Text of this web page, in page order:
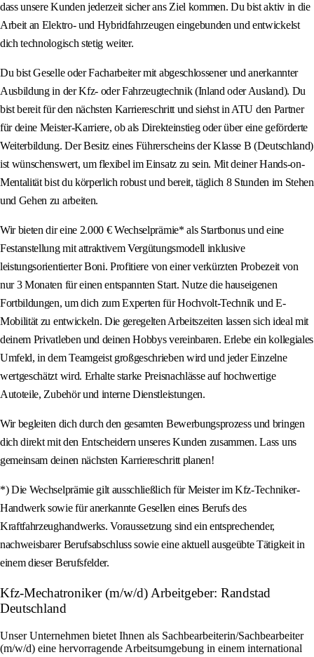
dass unsere Kunden jederzeit sicher ans Ziel kommen. Du bist aktiv in die
Arbeit an Elektro- und Hybridfahrzeugen eingebunden und entwickelst
dich technologisch stetig weiter.
Du bist Geselle oder Facharbeiter mit abgeschlossener und anerkannter
Ausbildung in der Kfz- oder Fahrzeugtechnik (Inland oder Ausland). Du
bist bereit für den nächsten Karriereschritt und siehst in ATU den Partner
für deine Meister-Karriere, ob als Direkteinstieg oder über eine geförderte
Weiterbildung. Der Besitz eines Führerscheins der Klasse B (Deutschland)
ist wünschenswert, um flexibel im Einsatz zu sein. Mit deiner Hands-on-
Mentalität bist du körperlich robust und bereit, täglich 8 Stunden im Stehen
und Gehen zu arbeiten.
Wir bieten dir eine 2.000 € Wechselprämie* als Startbonus und eine
Festanstellung mit attraktivem Vergütungsmodell inklusive
leistungsorientierter Boni. Profitiere von einer verkürzten Probezeit von
nur 3 Monaten für einen entspannten Start. Nutze die hauseigenen
Fortbildungen, um dich zum Experten für Hochvolt-Technik und E-
Mobilität zu entwickeln. Die geregelten Arbeitszeiten lassen sich ideal mit
deinem Privatleben und deinen Hobbys vereinbaren. Erlebe ein kollegiales
Umfeld, in dem Teamgeist großgeschrieben wird und jeder Einzelne
wertgeschätzt wird. Erhalte starke Preisnachlässe auf hochwertige
Autoteile, Zubehör und interne Dienstleistungen.
Wir begleiten dich durch den gesamten Bewerbungsprozess und bringen
dich direkt mit den Entscheidern unseres Kunden zusammen. Lass uns
gemeinsam deinen nächsten Karriereschritt planen!
*) Die Wechselprämie gilt ausschließlich für Meister im Kfz-Techniker-
Handwerk sowie für anerkannte Gesellen eines Berufs des
Kraftfahrzeughandwerks. Voraussetzung sind ein entsprechender,
nachweisbarer Berufsabschluss sowie eine aktuell ausgeübte Tätigkeit in
einem dieser Berufsfelder.
Kfz-Mechatroniker (m/w/d) Arbeitgeber: Randstad
Deutschland
Unser Unternehmen bietet Ihnen als Sachbearbeiterin/Sachbearbeiter
(m/w/d) eine hervorragende Arbeitsumgebung in einem international